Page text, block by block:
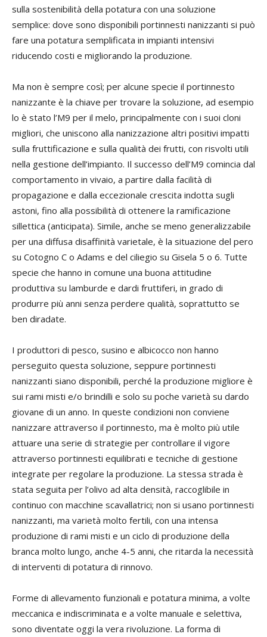
sulla sostenibilità della potatura con una soluzione
semplice: dove sono disponibili portinnesti nanizzanti si può
fare una potatura semplificata in impianti intensivi
riducendo costi e migliorando la produzione.
Ma non è sempre così; per alcune specie il portinnesto
nanizzante è la chiave per trovare la soluzione, ad esempio
lo è stato l’M9 per il melo, principalmente con i suoi cloni
migliori, che uniscono alla nanizzazione altri positivi impatti
sulla fruttificazione e sulla qualità dei frutti, con risvolti utili
nella gestione dell’impianto. Il successo dell’M9 comincia dal
comportamento in vivaio, a partire dalla facilità di
propagazione e dalla eccezionale crescita indotta sugli
astoni, fino alla possibilità di ottenere la ramificazione
sillettica (anticipata). Simile, anche se meno generalizzabile
per una diffusa disaffinità varietale, è la situazione del pero
su Cotogno C o Adams e del ciliegio su Gisela 5 o 6. Tutte
specie che hanno in comune una buona attitudine
produttiva su lamburde e dardi fruttiferi, in grado di
produrre più anni senza perdere qualità, soprattutto se
ben diradate.
I produttori di pesco, susino e albicocco non hanno
perseguito questa soluzione, seppure portinnesti
nanizzanti siano disponibili, perché la produzione migliore è
sui rami misti e/o brindilli e solo su poche varietà su dardo
giovane di un anno. In queste condizioni non conviene
nanizzare attraverso il portinnesto, ma è molto più utile
attuare una serie di strategie per controllare il vigore
attraverso portinnesti equilibrati e tecniche di gestione
integrate per regolare la produzione. La stessa strada è
stata seguita per l’olivo ad alta densità, raccoglibile in
continuo con macchine scavallatrici; non si usano portinnesti
nanizzanti, ma varietà molto fertili, con una intensa
produzione di rami misti e un ciclo di produzione della
branca molto lungo, anche 4-5 anni, che ritarda la necessità
di interventi di potatura di rinnovo.
Forme di allevamento funzionali e potatura minima, a volte
meccanica e indiscriminata e a volte manuale e selettiva,
sono diventate oggi la vera rivoluzione. La forma di